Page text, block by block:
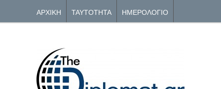
ΑΡΧΙΚΗ ΤΑΥΤΟΤΗΤΑ ΗΜΕΡΟΛΟΓΙΟ